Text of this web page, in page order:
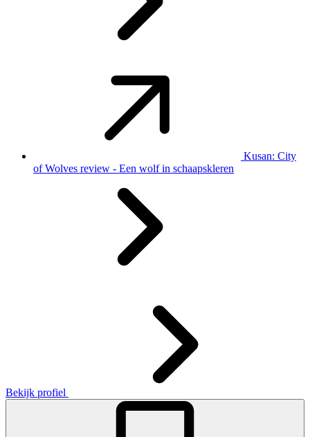
Kusan: City
of Wolves review - Een wolf in schaapskleren
Bekijk profiel